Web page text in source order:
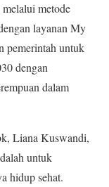
metode
layanan My
pemerintah untuk
dengan
dalam
Liana Kuswandi,
untuk
hidup sehat.